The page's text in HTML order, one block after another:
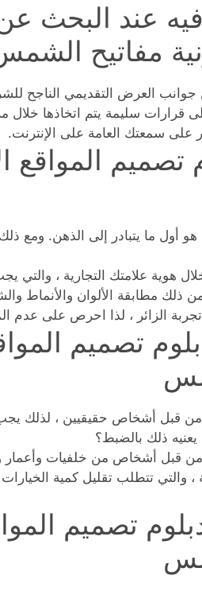
عند البحث
مفاتيح
جوانب العرض التقديمي الناجح
قرارات سليمة يتم اتخاذها خلال
على سمعتك العامة على الإنترنت.
المواقع
أول ما يتبادر إلى الذهن. ومع
هوية علامتك التجارية ، والتي
مطابقة الألوان والأنماط
الزائر ، لذا احرص على عدم
تصميم
من قبل أشخاص حقيقيين ، لذلك
ذلك بالضبط؟
من قبل أشخاص من خلفيات
والتي تتطلب تقليل كمية
تصميم